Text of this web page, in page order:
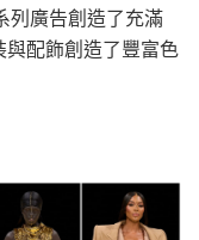
列廣告創造了充滿
配飾創造了豐富色